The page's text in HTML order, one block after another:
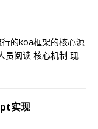
的koa框架的核心源
员阅读 核心机制 现
实现